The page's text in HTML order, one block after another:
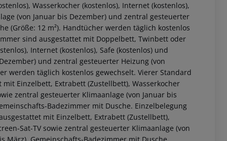
Wasserkocher (kostenlos), Internet (kostenlos),
(von Januar bis Dezember) und zentral gesteuerter
(Größe: 12 m²). Handtücher werden täglich kostenlos
sind ausgestattet mit Doppelbett, Twinbett oder
Internet (kostenlos), Safe (kostenlos) und
und zentral gesteuerter Heizung (von
werden täglich kostenlos gewechselt. Vierer Standard
Einzelbett, Extrabett (Zustellbett), Wasserkocher
zentral gesteuerter Klimaanlage (von Januar bis
Badezimmer mit Dusche. Einzelbelegung
mit Einzelbett, Extrabett (Zustellbett),
Sat-TV sowie zentral gesteuerter Klimaanlage (von
akzeptieren